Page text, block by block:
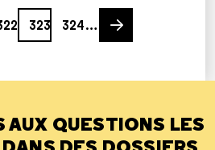
Page
323
324…
Next page
AUX QUESTIONS LES